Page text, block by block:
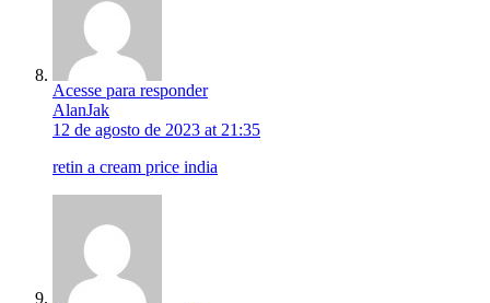
Acesse para responder
AlanJak
12 de agosto de 2023 at 21:35
retin a cream price india